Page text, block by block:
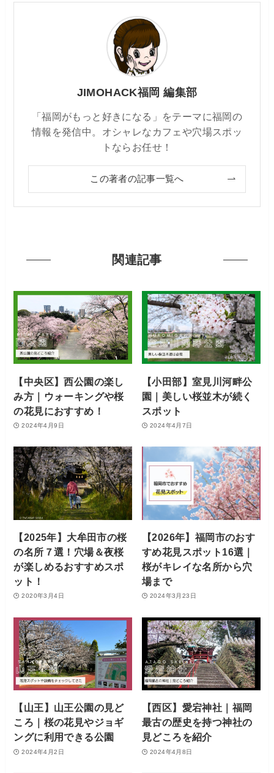
JIMOHACK福岡 編集部
「福岡がもっと好きになる」をテーマに福岡の
情報を発信中。オシャレなカフェや穴場スポッ
トならお任せ！
この著者の記事一覧へ
関連記事
【中央区】西公園の楽し
み方｜ウォーキングや桜
の花見におすすめ！
2024年4月9日
【小田部】室見川河畔公
園｜美しい桜並木が続く
スポット
2024年4月7日
【2025年】大牟田市の桜
の名所７選！穴場＆夜桜
が楽しめるおすすめスポ
ット！
2020年3月4日
【2026年】福岡市のおす
すめ花見スポット16選｜
桜がキレイな名所から穴
場まで
2024年3月23日
【山王】山王公園の見ど
ころ｜桜の花見やジョギ
ングに利用できる公園
2024年4月2日
【西区】愛宕神社｜福岡
最古の歴史を持つ神社の
見どころを紹介
2024年4月8日